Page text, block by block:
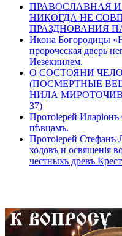
ПРАВОСЛАВНАЯ
НИКОГДА НЕ
ПРАЗДНОВАНИЯ
Икона Богородицы
пророческая дверь
Иезекиилем.
О СОСТОЯНИ
(ПОСМЕРТНЫЕ
НИЛА
37)
Протоіерей
пѣвцамъ.
Протоіерей Стефанъ
ходовъ и освященія
честныхъ древъ